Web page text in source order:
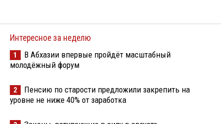
Интересное за неделю
1
В Абхазии впервые пройдёт масштабный
молодёжный форум
2
Пенсию по старости предложили закрепить на
уровне не ниже 40% от заработка